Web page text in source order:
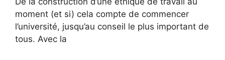
moment (et si) cela compte de commencer
l’université, jusqu’au conseil le plus important de
tous. Avec la